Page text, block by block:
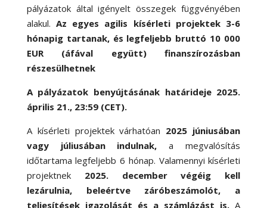
pályázatok által igényelt összegek függvényében
alakul.Az egyes agilis kísérleti projektek 3-6
hónapig tartanak, és legfeljebb bruttó 10 000
EUR (áfával együtt) finanszírozásban
részesülhetnek
A pályázatok benyújtásának határideje 2025.
április 21., 23:59 (CET).
A kísérleti projektek várhatóan 2025 júniusában
vagy júliusában indulnak, a megvalósítás
időtartama legfeljebb 6 hónap. Valamennyi kísérleti
projektnek 2025. december végéig kell
lezárulnia, beleértve záróbeszámolót, a
teljesítések igazolását és a számlázást is. A